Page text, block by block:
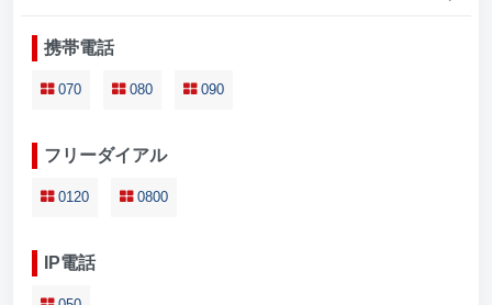
携帯電話
070 080 090
フリーダイアル
0120 0800
IP電話